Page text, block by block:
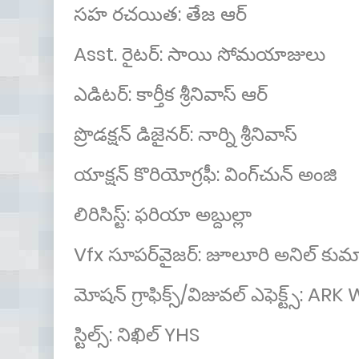
సహ రచయిత: తేజ ఆర్
Asst. రైటర్: సాయి సోమయాజులు
ఎడిటర్: కార్తీక శ్రీనివాస్ ఆర్
ప్రొడక్షన్ డిజైనర్: నార్ని శ్రీనివాస్
యాక్షన్ కొరియోగ్రఫీ: వింగ్‌చున్ అంజి
లిరిసిస్ట్: ఫరియా అబ్దుల్లా
Vfx సూపర్‌వైజర్: జూలూరి అనిల్
మోషన్ గ్రాఫిక్స్/విజువల్ ఎఫెక్ట్స్: ARK
స్టిల్స్: నిఖిల్ YHS